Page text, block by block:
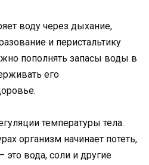
воду через дыхание,
и перистальтику
пополнять запасы воды в
его
температуры тела.
организм начинает потеть,
это вода, соли и другие